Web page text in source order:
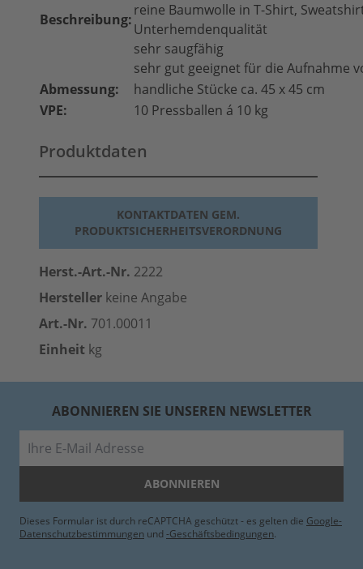
Beschreibung:
reine Baumwolle in T-Shirt,
Unterhemdenqualität
sehr saugfähig
sehr gut geeignet für die Aufnahme
Abmessung:
handliche Stücke ca. 45 x 45 cm
VPE:
10 Pressballen á 10 kg
Produktdaten
KONTAKTDATEN GEM.
PRODUKTSICHERHEITSVERORDNUNG
Herst.-Art.-Nr. 2222
Hersteller keine Angabe
Art.-Nr. 701.00011
Einheit kg
ABONNIEREN SIE UNSEREN NEWSLETTER
ABONNIEREN
Dieses Formular ist durch reCAPTCHA geschützt - es gelten die Google-
Datenschutzbestimmungen und -Geschäftsbedingungen.